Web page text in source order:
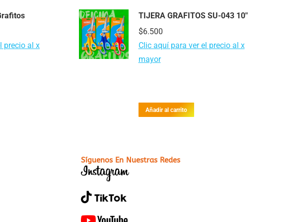
precio al x
TIJERA GRAFITOS SU-043 10"
$6.500
Clic aquí para ver el precio al x
mayor
Añadir al carrito
Síguenos En Nuestras Redes